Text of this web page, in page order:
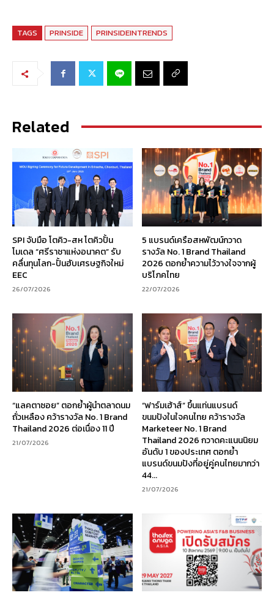
TAGS PRINSIDE PRINSIDEINTRENDS
Related
SPI จับมือ โตคิว-สห โตคิวปั้น
โมเดล “ศรีราชาแห่งอนาคต” รับ
คลื่นทุนโลก-ปั้นฮับเศรษฐกิจใหม่
EEC
26/07/2026
5 แบรนด์เครือสหพัฒน์กวาด
รางวัล No. 1 Brand Thailand
2026 ตอกย้ำความไว้วางใจจากผู้
บริโภคไทย
22/07/2026
“แลคตาซอย” ตอกย้ำผู้นำตลาดนม
ถั่วเหลือง คว้ารางวัล No. 1 Brand
Thailand 2026 ต่อเนื่อง 11 ปี
21/07/2026
“ฟาร์มเฮ้าส์” ขึ้นแท่นแบรนด์
ขนมปังในใจคนไทย คว้ารางวัล
Marketeer No. 1 Brand
Thailand 2026 กวาดคะแนนนิยม
อันดับ 1 ของประเทศ ตอกย้ำ
แบรนด์ขนมปังที่อยู่คู่คนไทยมากว่า
44...
21/07/2026